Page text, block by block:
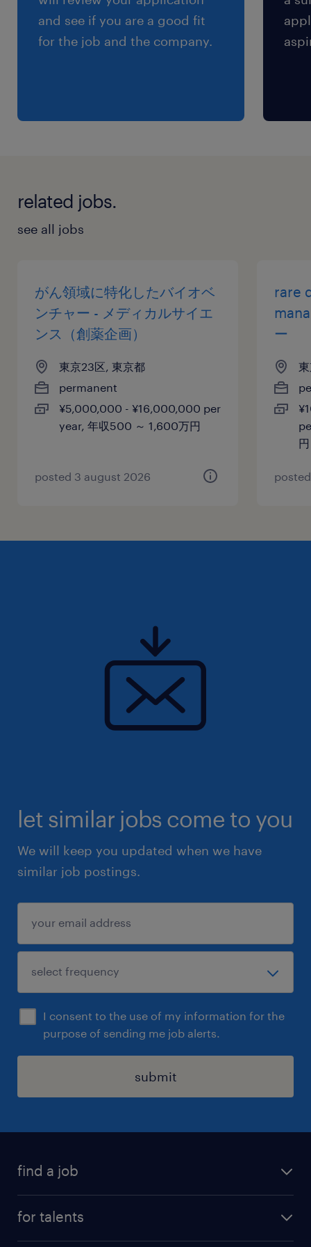
and see if you are a good fit
for the job and the company.
related jobs.
see all jobs
がん領域に特化したバイオベ
ンチャー - メディカルサイエ
ンス（創薬企画）
東京23区, 東京都
permanent
¥5,000,000 - ¥16,000,000 per
year, 年収500 ～ 1,600万円
posted 3 august 2026
rare
ー
円
let similar jobs come to you
We will keep you updated when we have
similar job postings.
I consent to the use of my information for the
purpose of sending me job alerts.
submit
find a job
for talents